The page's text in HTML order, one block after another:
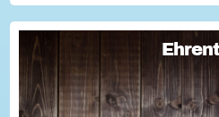
Ehrentag
Macht den Ehrentag mit eurer
Ehrentag"...